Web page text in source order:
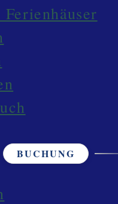
Ferienhäuser
BUCHUNG